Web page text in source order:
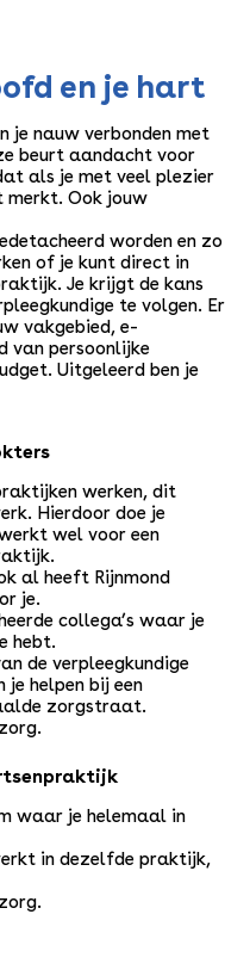
en je hart
je nauw verbonden met
beurt aandacht voor
als je met veel plezier
merkt. Ook jouw
worden en zo
of je kunt direct in
Je krijgt de kans
te volgen. Er
vakgebied, e-
van persoonlijke
Uitgeleerd ben je
werken, dit
Hierdoor doe je
wel voor een
al heeft Rijnmond
je.
collega’s waar je
hebt.
de verpleegkundige
je helpen bij een
zorgstraat.
waar je helemaal in
in dezelfde praktijk,